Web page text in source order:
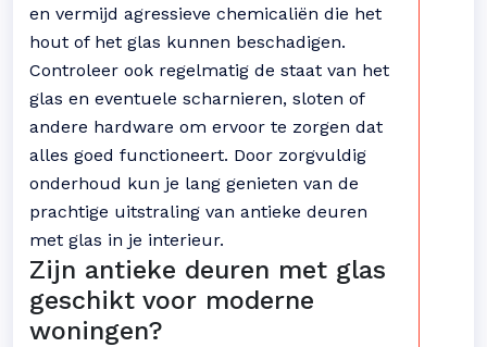
en vermijd agressieve chemicaliën die het
hout of het glas kunnen beschadigen.
Controleer ook regelmatig de staat van het
glas en eventuele scharnieren, sloten of
andere hardware om ervoor te zorgen dat
alles goed functioneert. Door zorgvuldig
onderhoud kun je lang genieten van de
prachtige uitstraling van antieke deuren
met glas in je interieur.
Zijn antieke deuren met glas
geschikt voor moderne
woningen?